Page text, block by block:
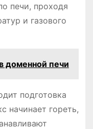
печи, проходя
и газового
доменной печи
подготовка
начинает гореть,